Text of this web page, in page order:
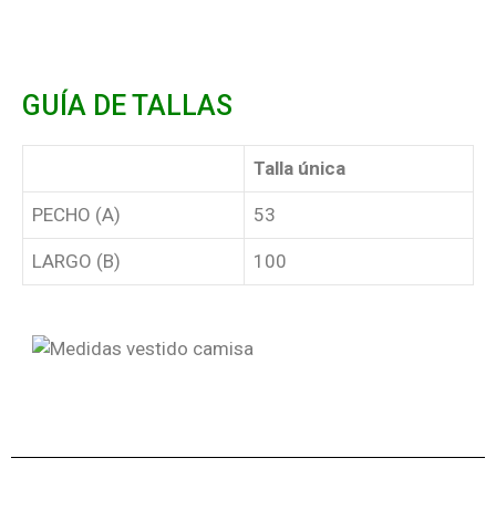
GUÍA DE TALLAS
Talla única
PECHO (A) 53
LARGO (B) 100